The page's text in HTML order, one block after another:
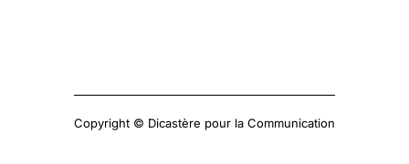
Copyright © Dicastère pour la Communication